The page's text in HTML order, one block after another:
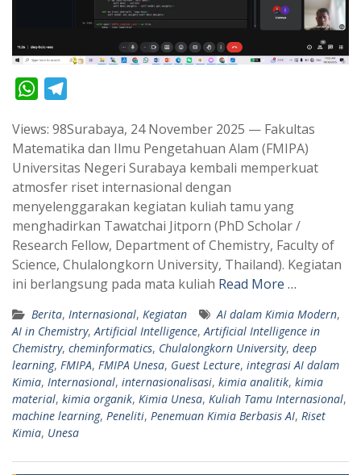
W
a
t
A
p
p
l
e
r
a
m
Views: 98Surabaya, 24 November 2025 — Fakultas
Matematika dan Ilmu Pengetahuan Alam (FMIPA)
Universitas Negeri Surabaya kembali memperkuat
atmosfer riset internasional dengan
menyelenggarakan kegiatan kuliah tamu yang
menghadirkan Tawatchai Jitporn (PhD Scholar /
Research Fellow, Department of Chemistry, Faculty of
Science, Chulalongkorn University, Thailand). Kegiatan
ini berlangsung pada mata kuliah Read More …
Berita, Internasional, Kegiatan AI dalam Kimia Modern,
AI in Chemistry, Artificial Intelligence, Artificial Intelligence in
Chemistry, cheminformatics, Chulalongkorn University, deep
learning, FMIPA, FMIPA Unesa, Guest Lecture, integrasi AI dalam
Kimia, Internasional, internasionalisasi, kimia analitik, kimia
material, kimia organik, Kimia Unesa, Kuliah Tamu Internasional,
machine learning, Peneliti, Penemuan Kimia Berbasis AI, Riset
Kimia, Unesa